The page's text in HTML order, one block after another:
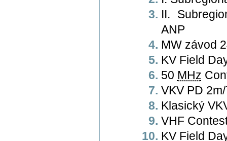
II.
ANP
MW závod
KV Field
50 MHz
VKV PD
Klasický
VHF
KV Field